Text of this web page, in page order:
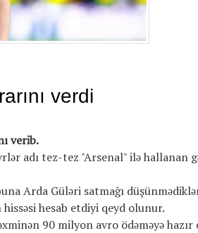
verdi
verib.
adı tez-tez "Arsenal" ilə hallanan
Arda Güləri satmağı
hesab etdiyi qeyd olunur.
90 milyon avro ödəməyə hazır